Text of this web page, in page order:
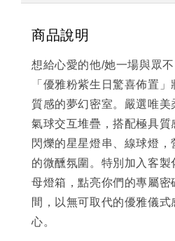
商品說明
想給心愛的他/她一場與眾
「優雅粉紫生日驚喜佈置
質感的夢幻密室。嚴選唯美
氣球交互堆疊，搭配極具
閃爍的星星燈串、線球燈
的微醺氛圍。特別加入客
母燈箱，點亮你們的專屬密
間，以無可取代的優雅儀
心。